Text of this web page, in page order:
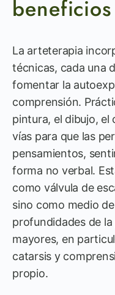
beneficios
La arteterapia
técnicas, cada una
fomentar la
comprensión.
pintura, el dibujo, el
vías para que las
pensamientos,
forma no verbal.
como válvula de
sino como medio
profundidades de
mayores, en
catarsis y
propio.